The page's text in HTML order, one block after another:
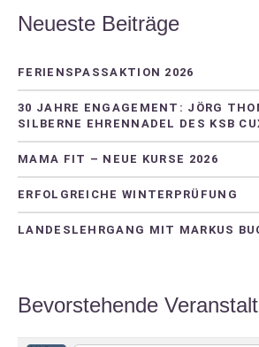
Neueste Beiträge
FERIENSPASSAKTION 2026
30 JAHRE ENGAGEMENT: JÖRG
SILBERNE EHRENNADEL DES KSB
MAMA FIT – NEUE KURSE 2026
ERFOLGREICHE WINTERPRÜFUNG
LANDESLEHRGANG MIT MARKUS
Bevorstehende